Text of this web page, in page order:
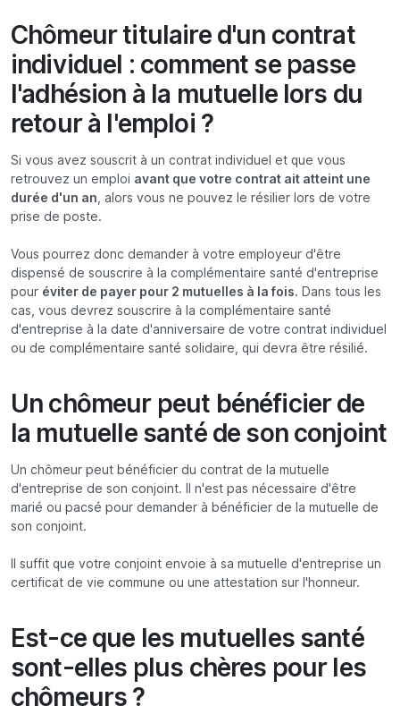
Chômeur titulaire d'un contrat
individuel : comment se passe
l'adhésion à la mutuelle lors du
retour à l'emploi ?
Si vous avez souscrit à un contrat individuel et que vous
retrouvez un emploi avant que votre contrat ait atteint une
durée d'un an, alors vous ne pouvez le résilier lors de votre
prise de poste.
Vous pourrez donc demander à votre employeur d'être
dispensé de souscrire à la complémentaire santé d'entreprise
pour éviter de payer pour 2 mutuelles à la fois. Dans tous les
cas, vous devrez souscrire à la complémentaire santé
d'entreprise à la date d'anniversaire de votre contrat individuel
ou de complémentaire santé solidaire, qui devra être résilié.
Un chômeur peut bénéficier de
la mutuelle santé de son conjoint
Un chômeur peut bénéficier du contrat de la mutuelle
d'entreprise de son conjoint. Il n'est pas nécessaire d'être
marié ou pacsé pour demander à bénéficier de la mutuelle de
son conjoint.
Il suffit que votre conjoint envoie à sa mutuelle d'entreprise un
certificat de vie commune ou une attestation sur l'honneur.
Est-ce que les mutuelles santé
sont-elles plus chères pour les
chômeurs ?